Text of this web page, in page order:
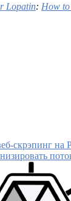
Lopatin: How to
скрэпинг на